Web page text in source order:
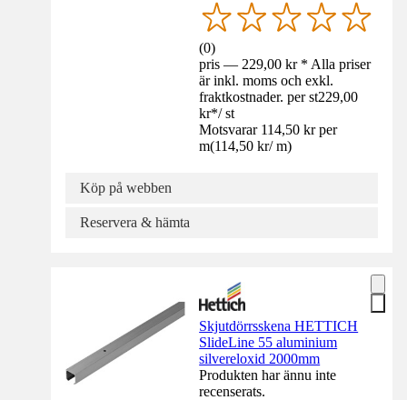
(0)
pris — 229,00 kr * Alla priser
är inkl. moms och exkl.
fraktkostnader. per st229,00
kr*/ st
Motsvarar 114,50 kr per
m(114,50 kr/ m)
Köp på webben
Reservera & hämta
Skjutdörrsskena HETTICH
SlideLine 55 aluminium
silvereloxid 2000mm
Produkten har ännu inte
recenserats.